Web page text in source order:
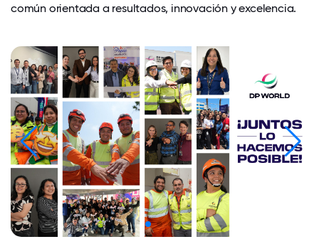
común orientada a resultados, innovación y excelencia.